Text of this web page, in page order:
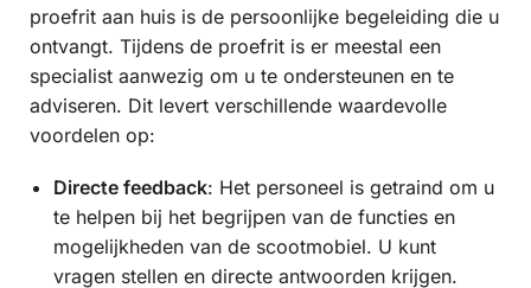
proefrit aan huis is de persoonlijke begeleiding die u
ontvangt. Tijdens de proefrit is er meestal een
specialist aanwezig om u te ondersteunen en te
adviseren. Dit levert verschillende waardevolle
voordelen op:
Directe feedback: Het personeel is getraind om u
te helpen bij het begrijpen van de functies en
mogelijkheden van de scootmobiel. U kunt
vragen stellen en directe antwoorden krijgen.